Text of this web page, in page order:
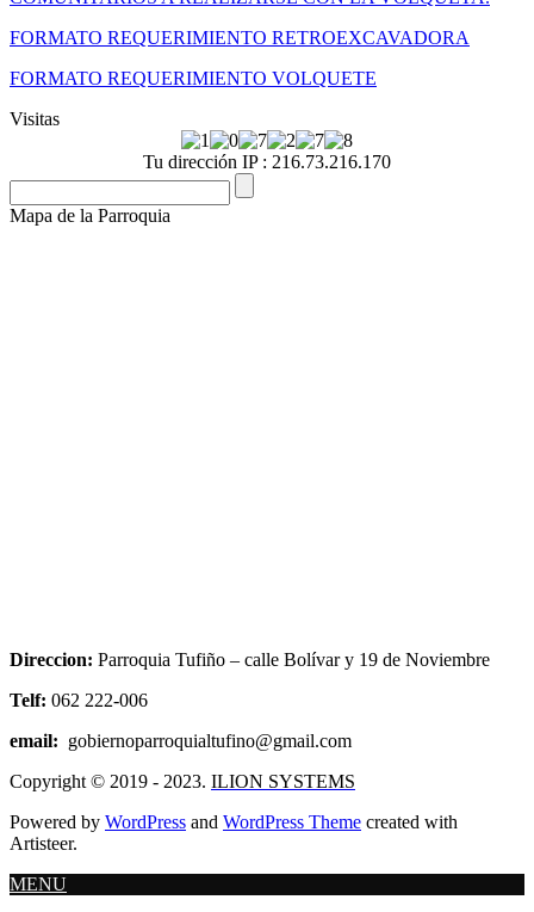
FORMATO REQUERIMIENTO RETROEXCAVADORA
FORMATO REQUERIMIENTO VOLQUETE
Visitas
Tu dirección IP : 216.73.216.170
Mapa de la Parroquia
Direccion: Parroquia Tufiño – calle Bolívar y 19 de Noviembre
Telf: 062 222-006
email: gobiernoparroquialtufino@gmail.com
Copyright © 2019 - 2023. ILION SYSTEMS
Powered by WordPress and WordPress Theme created with
Artisteer.
MENU